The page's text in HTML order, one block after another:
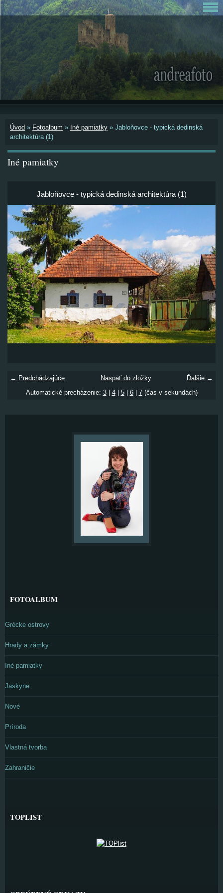
Úvod » Fotoalbum » Iné pamiatky » Jabloňovce - typická dedinská
architektúra (1)
Iné pamiatky
Jabloňovce - typická dedinská architektúra (1)
← Predchádzajúce Ďalšie →
Naspäť do zložky
Automatické precházenie: 3| 4| 5| 6| 7(čas v sekundách)
FOTOALBUM
Grécke ostrovy
Hrady a zámky
Iné pamiatky
Jaskyne
Nové
Príroda
Vlastná tvorba
Zahraničie
TOPLIST